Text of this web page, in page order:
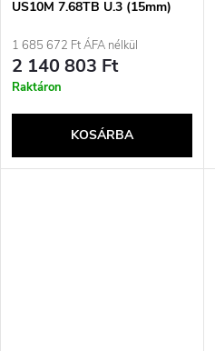
US10M 7.68TB U.3 (15mm)
GEUS10UBSP-7T6IS10B
(DWPD 1) ISE
1 685 672 Ft ÁFA nélkül
2 140 803 Ft
Raktáron
KOSÁRBA